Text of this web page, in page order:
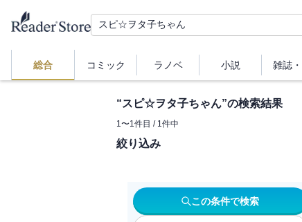
総合 コミック ラノベ 小説 雑誌・
“スピ☆ヲタ子ちゃん”の検索結果
1〜1件目 / 1件中
絞り込み
この条件で検索